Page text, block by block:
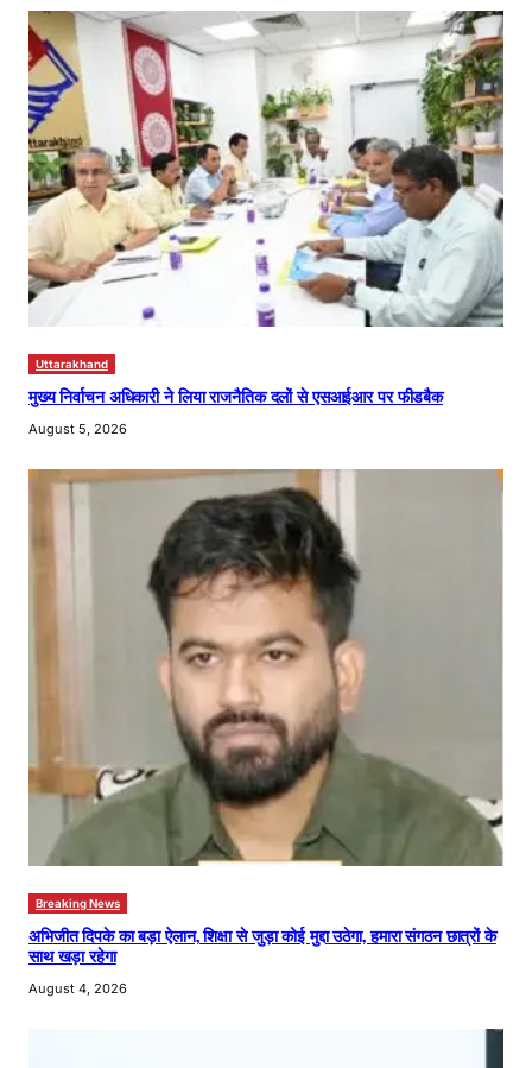
Uttarakhand
मुख्य निर्वाचन अधिकारी ने लिया राजनैतिक दलों से एसआईआर पर फीडबैक
August 5, 2026
Breaking News
अभिजीत दिपके का बड़ा ऐलान, शिक्षा से जुड़ा कोई मुद्दा उठेगा, हमारा संगठन छात्रों के
साथ खड़ा रहेगा
August 4, 2026